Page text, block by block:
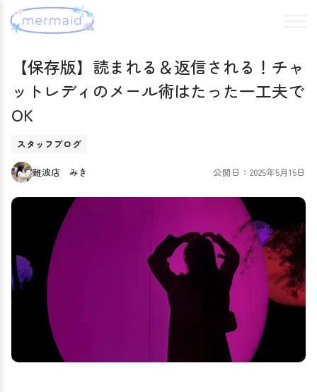
【保存版】読まれる＆返信される！チャ
ットレディのメール術はたった一工夫で
OK
スタッフブログ
難波店 みき 公開日：2025年5月15日